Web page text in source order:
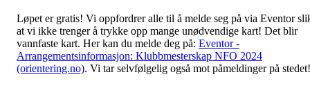
Løpet er gratis! Vi oppfordrer alle til å melde seg på via Eventor
at vi ikke trenger å trykke opp mange unødvendige kart! Det blir
vannfaste kart. Her kan du melde deg på: Eventor -
Arrangementsinformasjon: Klubbmesterskap NFO 2024
(orientering.no). Vi tar selvfølgelig også mot påmeldinger på stedet!